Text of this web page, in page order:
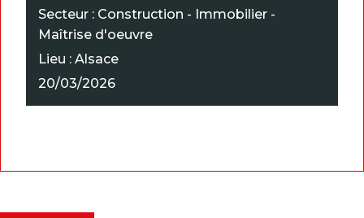
Secteur : Construction - Immobilier -
Maîtrise d'oeuvre
Lieu : Alsace
20/03/2026